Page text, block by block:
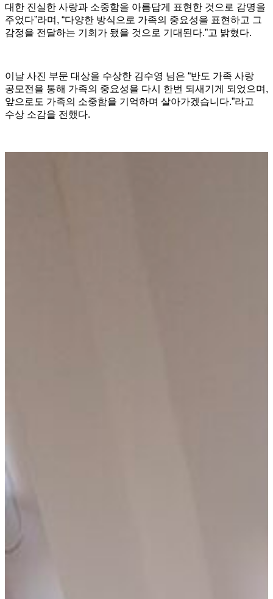
대한 진실한 사랑과 소중함을 아름답게 표현한 것으로 감명을
주었다”라며, “다양한 방식으로 가족의 중요성을 표현하고 그
감정을 전달하는 기회가 됐을 것으로 기대된다.”고 밝혔다.
이날 사진 부문 대상을 수상한 김수영 님은 “반도 가족 사랑
공모전을 통해 가족의 중요성을 다시 한번 되새기게 되었으며,
앞으로도 가족의 소중함을 기억하며 살아가겠습니다.”라고
수상 소감을 전했다.